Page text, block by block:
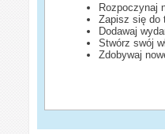
Rozpoczynaj
Zapisz się do
Dodawaj
Stwórz swój
Zdobywaj